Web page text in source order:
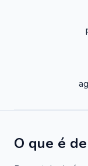
O que é